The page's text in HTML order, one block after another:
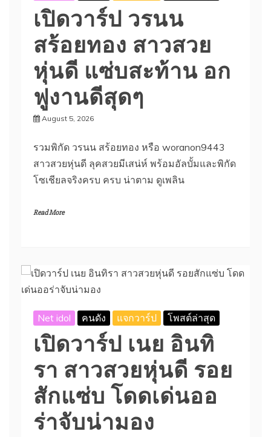
เปิดวาร์ป วรนน
สร้อยทอง สาวสวย
หุ่นดี แซ่บสะท้าน อก
ฟูงานดีสุดๆ
August 5, 2026
รวมพิกัด วรนน สร้อยทอง หรือ woranon9443
สาวสวยหุ่นดี ลุคสวยมีเสน่ห์ พร้อมอัลบั้มและพิกัด
โซเชียลจริงครบ ครบ น่าตาม ดูเพลิน
Read More
Net idol คนดัง แจกวาร์ป โพสต์ล่าสุด
เปิดวาร์ป เนย อินทิ
รา สาวสวยหุ่นดี รอย
สักแซ่บ โดดเด่นออ
ร่าจับน่ามอง